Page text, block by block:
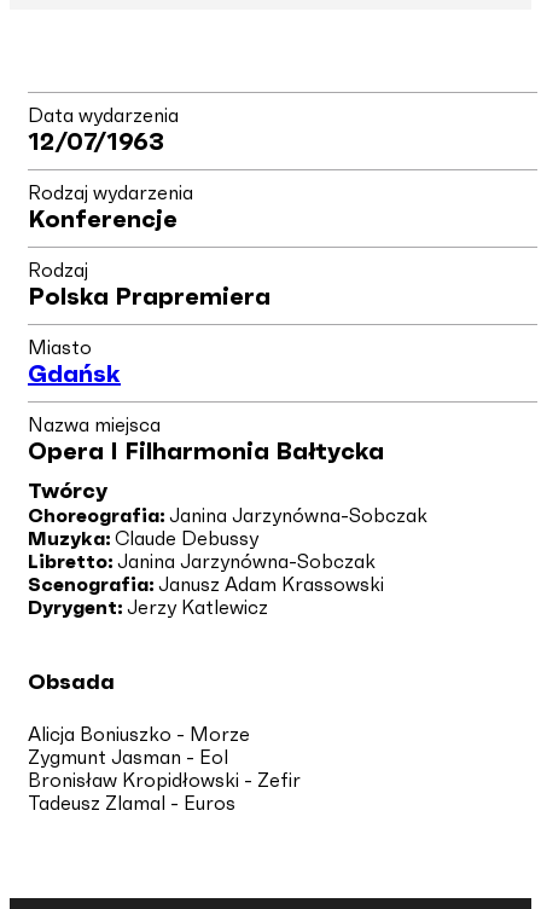
Data wydarzenia
12/07/1963
Rodzaj wydarzenia
Konferencje
Rodzaj
Polska Prapremiera
Miasto
Gdańsk
Nazwa miejsca
Opera I Filharmonia Bałtycka
Twórcy
Choreografia: Janina Jarzynówna-Sobczak
Muzyka: Claude Debussy
Libretto: Janina Jarzynówna-Sobczak
Scenografia: Janusz Adam Krassowski
Dyrygent: Jerzy Katlewicz
Obsada
Alicja Boniuszko - Morze
Zygmunt Jasman - Eol
Bronisław Kropidłowski - Zefir
Tadeusz Zlamal - Euros